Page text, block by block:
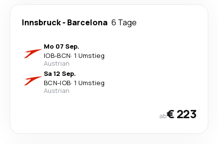
Innsbruck- Barcelona 6 Tage
Mo 07 Sep.
IOB-BCN· 1 Umstieg
Austrian
Sa 12 Sep.
BCN-IOB· 1 Umstieg
Austrian
ab€ 223